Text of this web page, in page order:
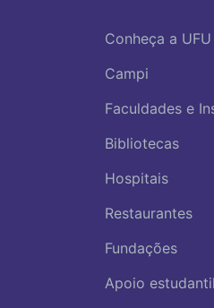
Conheça a UFU
Campi
Faculdades e
Bibliotecas
Hospitais
Restaurantes
Fundações
Apoio estudantil